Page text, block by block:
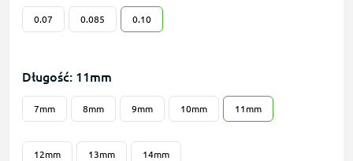
0.07 0.085 0.10
Długość: 11mm
7mm 8mm 9mm 10mm 11mm
12mm 13mm 14mm